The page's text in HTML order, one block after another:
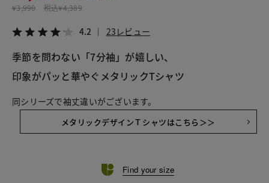
¥3,990 税込¥4,389
4.2 23レビュー
季節を問わない「7分袖」が嬉しい、
印象がパッと華やぐメタリックTシャツ
同シリーズで袖丈違いがございます。
メタリックデザインＴシャツはこちら＞＞
Find your size
LINE X メール